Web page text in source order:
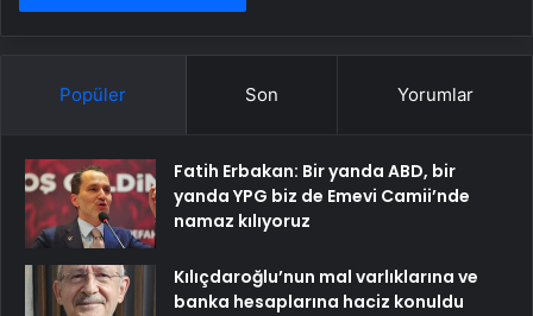
Popüler Son Yorumlar
Fatih Erbakan: Bir yanda ABD, bir
yanda YPG biz de Emevi Camii’nde
namaz kılıyoruz
Kılıçdaroğlu’nun mal varlıklarına ve
banka hesaplarına haciz konuldu